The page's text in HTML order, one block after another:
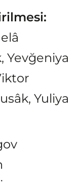
Yevğeniya
Yuliya